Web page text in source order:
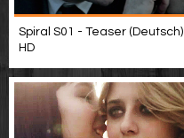
Spiral S01 - Teaser (Deutsch)
HD